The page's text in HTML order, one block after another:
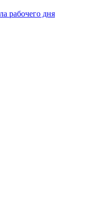
рабочего дня